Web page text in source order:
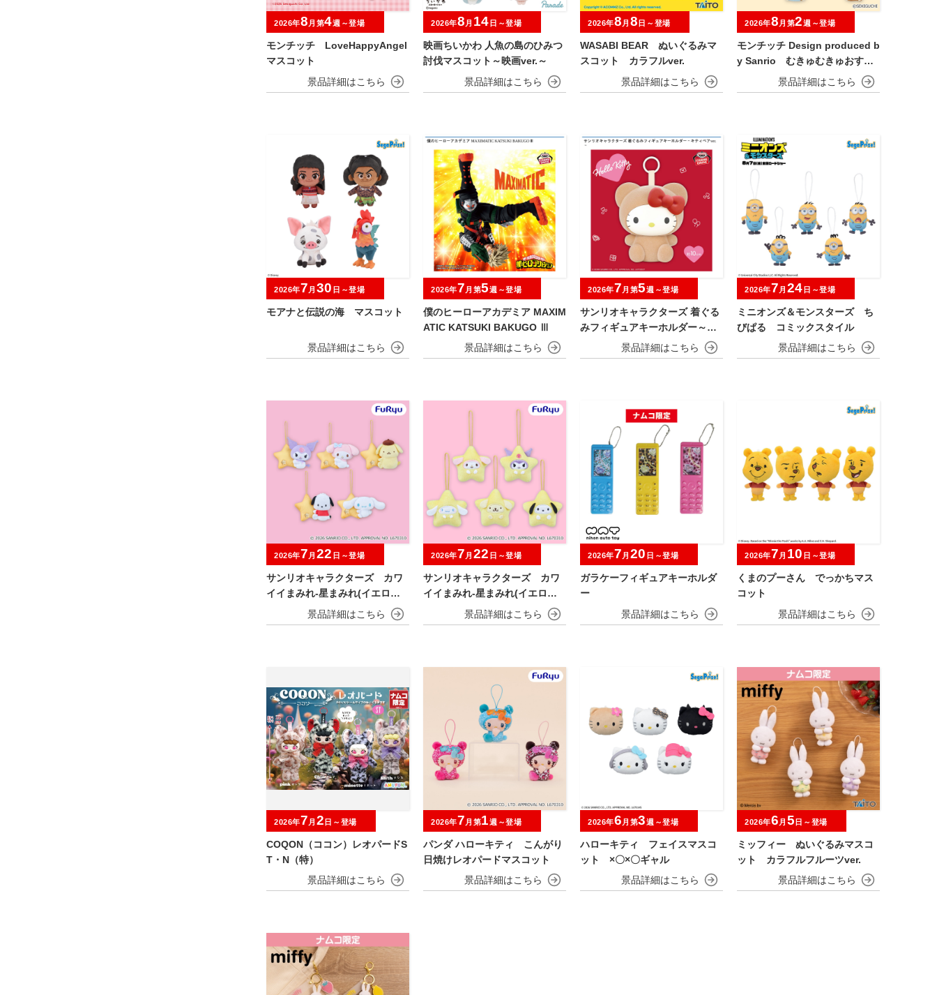
モンチッチ LoveHappyAngel
マスコット
2026年8 月第4週～登場
映画ちいかわ 人魚の島のひみつ
討伐マスコット～映画ver.～
2026年8 月 14 日～登場
WASABI BEAR ぬいぐるみマ
スコット カラフルver.
2026年8 月 8 日～登場
モンチッチ Design produced b
y Sanrio むきゅむきゅおすわ
りマスコット
2026年8 月第2週～登場
モアナと伝説の海 マスコット
2026年7 月 30 日～登場
僕のヒーローアカデミア MAXIM
ATIC KATSUKI BAKUGO Ⅲ
2026年7 月第5週～登場
サンリオキャラクターズ 着ぐる
みフィギュアキーホルダー～キ
ティベアver.～
2026年7 月第5週～登場
ミニオンズ＆モンスターズ ち
びぱる コミックスタイル
2026年7 月 24 日～登場
サンリオキャラクターズ カワ
イイまみれ-星まみれ(イエロー)-
マスコット
2026年7 月 22 日～登場
サンリオキャラクターズ カワ
イイまみれ-星まみれ(イエロー)-
ミニマスコット
2026年7 月 22 日～登場
ガラケーフィギュアキーホルダ
ー
2026年7 月 20 日～登場
くまのプーさん でっかちマス
コット
2026年7 月 10 日～登場
COQON（ココン）レオパードS
T・N（特）
2026年7 月 2 日～登場
パンダ ハローキティ こんがり
日焼けレオパードマスコット
2026年7 月第1週～登場
ハローキティ フェイスマスコ
ット ×〇×〇ギャル
2026年6 月第3週～登場
ミッフィー ぬいぐるみマスコ
ット カラフルフルーツver.
2026年6 月 5 日～登場